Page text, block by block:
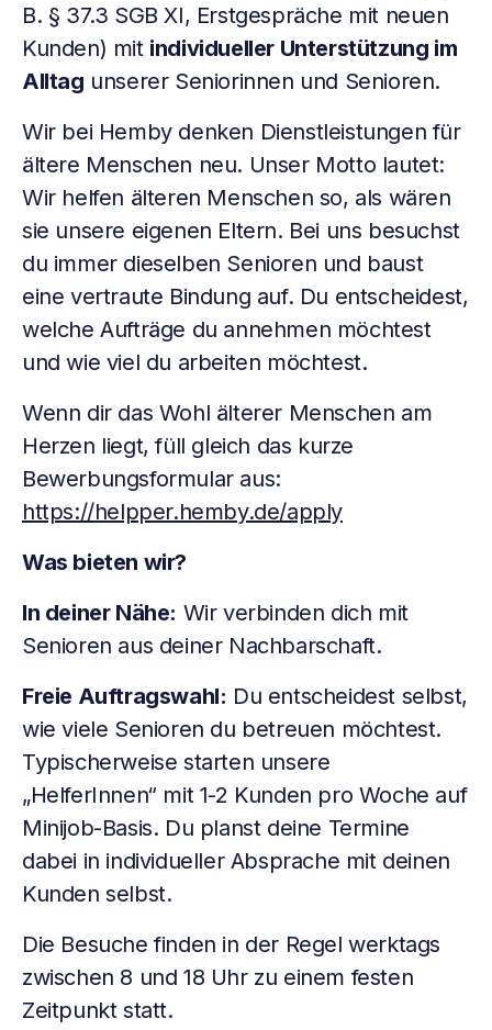
B. § 37.3 SGB XI, Erstgespräche mit neuen
Kunden) mit individueller Unterstützung im
Alltag unserer Seniorinnen und Senioren.
Wir bei Hemby denken Dienstleistungen für
ältere Menschen neu. Unser Motto lautet:
Wir helfen älteren Menschen so, als wären
sie unsere eigenen Eltern. Bei uns besuchst
du immer dieselben Senioren und baust
eine vertraute Bindung auf. Du entscheidest,
welche Aufträge du annehmen möchtest
und wie viel du arbeiten möchtest.
Wenn dir das Wohl älterer Menschen am
Herzen liegt, füll gleich das kurze
Bewerbungsformular aus:
https://helpper.hemby.de/apply
Was bieten wir?
In deiner Nähe: Wir verbinden dich mit
Senioren aus deiner Nachbarschaft.
Freie Auftragswahl: Du entscheidest selbst,
wie viele Senioren du betreuen möchtest.
Typischerweise starten unsere
„HelferInnen“ mit 1-2 Kunden pro Woche auf
Minijob-Basis. Du planst deine Termine
dabei in individueller Absprache mit deinen
Kunden selbst.
Die Besuche finden in der Regel werktags
zwischen 8 und 18 Uhr zu einem festen
Zeitpunkt statt.